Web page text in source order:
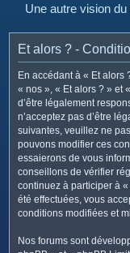
Une autre vision
Et alors ? -
En accédant à « Et alors
« nos », « Et alors ? » et
d’être légalement
n’acceptez pas d’être
suivantes, veuillez ne
pouvons modifier ces
essaierons de vous
conseillons de vérifier
continuez à participer à
été effectuées, vous
conditions modifiées et
Nos forums sont